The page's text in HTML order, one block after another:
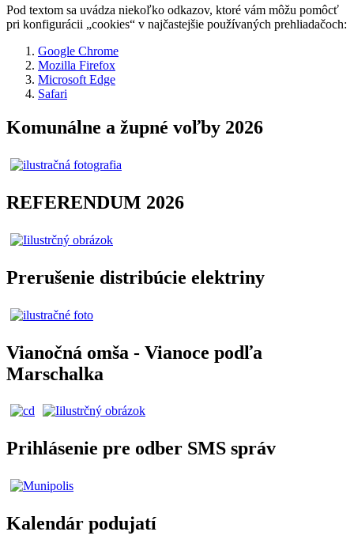
Pod textom sa uvádza niekoľko odkazov, ktoré vám môžu pomôcť
pri konfigurácii „cookies“ v najčastejšie používaných prehliadačoch:
Google Chrome
Mozilla Firefox
Microsoft Edge
Safari
Komunálne a župné voľby 2026
REFERENDUM 2026
Prerušenie distribúcie elektriny
Vianočná omša - Vianoce podľa
Marschalka
Prihlásenie pre odber SMS správ
Kalendár podujatí